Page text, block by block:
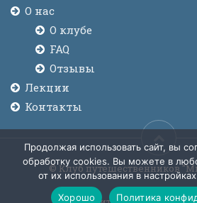
О нас
О клубе
FAQ
Отзывы
Лекции
Контакты
© Клуб путешественников
Продолжая использовать сайт, вы
обработку cookies. Вы можете в
от их использования в
Хорошо
Политика